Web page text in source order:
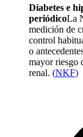
Diabetes e
periódicoLa
medición de
control
o
mayor riesgo
renal. (NKF)